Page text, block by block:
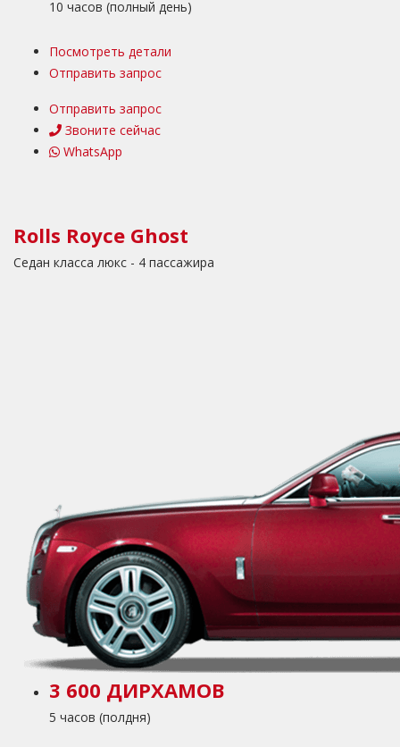
10 часов (полный день)
Посмотреть детали
Отправить запрос
Отправить запрос
Звоните сейчас
WhatsApp
Rolls Royce Ghost
Седан класса люкс - 4 пассажира
3 600 ДИРХАМОВ
5 часов (полдня)